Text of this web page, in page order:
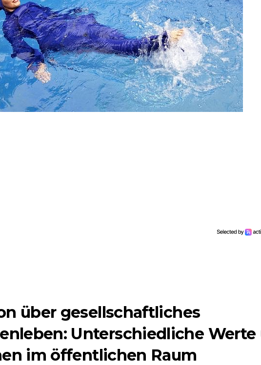
über gesellschaftliches
Unterschiedliche Werte
im öffentlichen Raum